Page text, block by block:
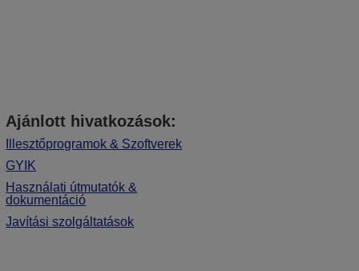
Ajánlott hivatkozások:
Illesztőprogramok & Szoftverek
GYIK
Használati útmutatók &
dokumentáció
Javítási szolgáltatások